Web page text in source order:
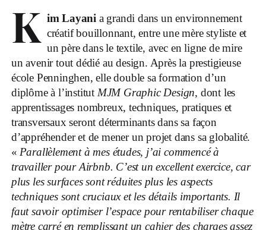
K im Layani a grandi dans un environnement
créatif bouillonnant, entre une mère styliste et
un père dans le textile, avec en ligne de mire
un avenir tout dédié au design. Après la prestigieuse
école Penninghen, elle double sa formation d’un
diplôme à l’institut MJM Graphic Design, dont les
apprentissages nombreux, techniques, pratiques et
transversaux seront déterminants dans sa façon
d’appréhender et de mener un projet dans sa globalité.
« Parallèlement à mes études, j’ai commencé à
travaillerpour Airbnb. C’est un excellent exercice, car
plus les surfaces sont réduites plus les aspects
techniques sont cruciaux et les détails importants. Il
faut savoir optimiser l’espace pour rentabiliser chaque
mètre carré en remplissant un cahier des charges assez